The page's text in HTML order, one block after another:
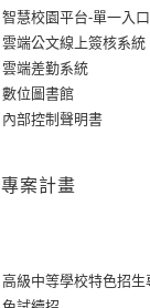
智慧校園平台-單一入口
雲端公文線上簽核系統
雲端差勤系統
數位圖書館
內部控制聲明書
專案計畫
高級中等學校特色招